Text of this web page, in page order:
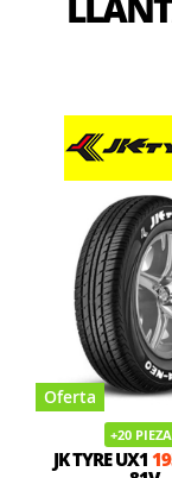
Oferta
+20
JK TYRE UX1